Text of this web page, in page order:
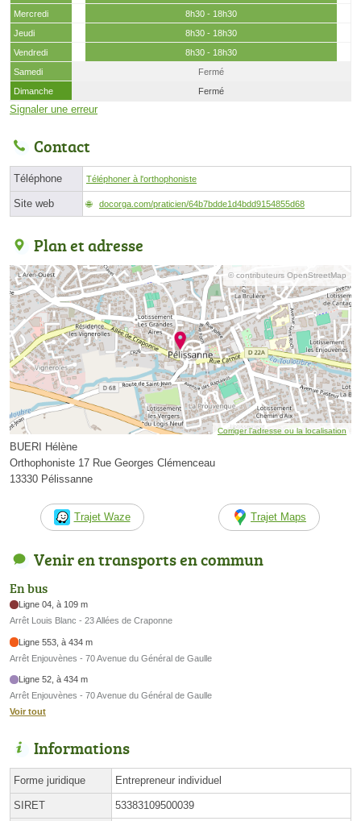
Mercredi
8h30 - 18h30
Jeudi
8h30 - 18h30
Vendredi
8h30 - 18h30
Samedi
Fermé
Dimanche
Fermé
Signaler une erreur
Contact
Téléphone Téléphoner à l'orthophoniste
Site web docorga.com/praticien/64b7bdde1d4bdd9154855d68
Plan et adresse
© contributeurs OpenStreetMap
Corriger l’adresse ou la localisation
BUERI Hélène
Orthophoniste 17 Rue Georges Clémenceau
13330 Pélissanne
Trajet Waze Trajet Maps
Venir en transports en commun
En bus
Ligne 04, à 109 m
Arrêt Louis Blanc - 23 Allées de Craponne
Ligne 553, à 434 m
Arrêt Enjouvènes - 70 Avenue du Général de Gaulle
Ligne 52, à 434 m
Arrêt Enjouvènes - 70 Avenue du Général de Gaulle
Voir tout
Informations
Forme juridique Entrepreneur individuel
SIRET 53383109500039